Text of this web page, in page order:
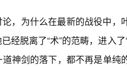
，为什么在最新的战役中，
经脱离了“术”的范畴，进入
神剑的落下，都不再是单纯